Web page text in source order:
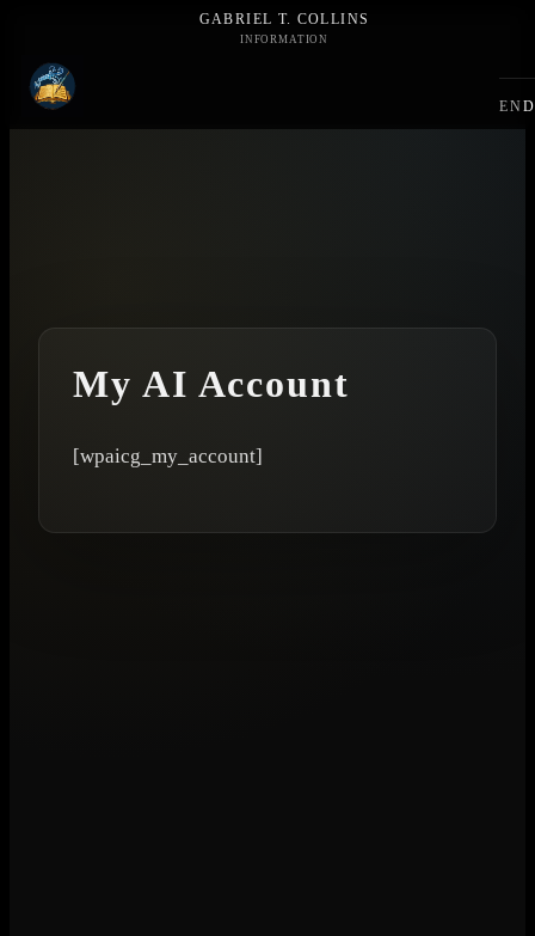
GABRIEL T. COLLINS
INFORMATION
EN
My AI Account
[wpaicg_my_account]